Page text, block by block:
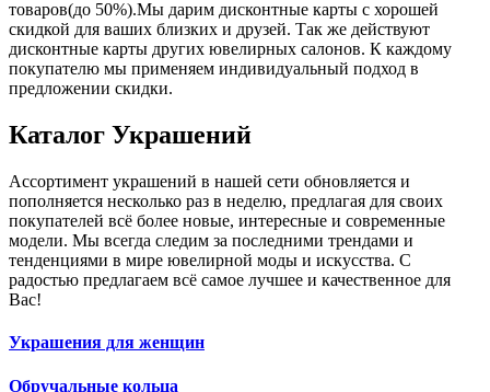
товаров(до 50%).Мы дарим дисконтные карты с хорошей
скидкой для ваших близких и друзей. Так же действуют
дисконтные карты других ювелирных салонов. К каждому
покупателю мы применяем индивидуальный подход в
предложении скидки.
Каталог Украшений
Ассортимент украшений в нашей сети обновляется и
пополняется несколько раз в неделю, предлагая для своих
покупателей всё более новые, интересные и современные
модели. Мы всегда следим за последними трендами и
тенденциями в мире ювелирной моды и искусства. С
радостью предлагаем всё самое лучшее и качественное для
Вас!
Украшения для женщин
Обручальные кольца